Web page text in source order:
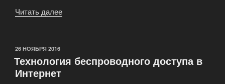
Читать далее
технологии
ОПУБЛИКОВАНО
26 НОЯБРЯ 2016
Технология беспроводного доступа в
Интернет